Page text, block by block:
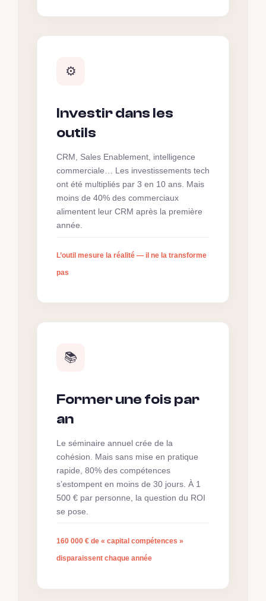
⚙️
Investir dans les
outils
CRM, Sales Enablement, intelligence
commerciale… Les investissements tech
ont été multipliés par 3 en 10 ans. Mais
moins de 40% des commerciaux
alimentent leur CRM après la première
année.
L’outil mesure la réalité — il ne la transforme
pas
📚
Former une fois par
an
Le séminaire annuel crée de la
cohésion. Mais sans mise en pratique
rapide, 80% des compétences
s’estompent en moins de 30 jours. À 1
500 € par personne, la question du ROI
se pose.
160 000 € de « capital compétences »
disparaissent chaque année